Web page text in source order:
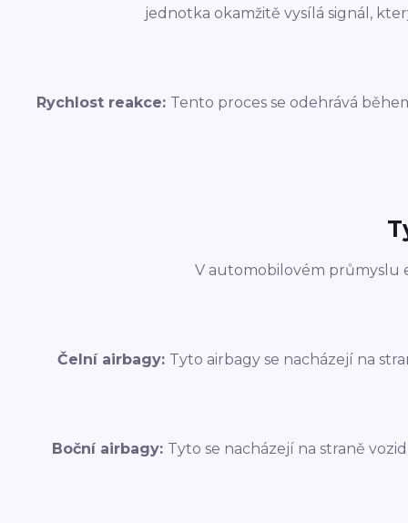
jednotka okamžitě vysílá signál,
Rychlost reakce: Tento proces se odehrává
V automobilovém průmyslu
Čelní airbagy: Tyto airbagy se nacházejí na
Boční airbagy: Tyto se nacházejí na straně